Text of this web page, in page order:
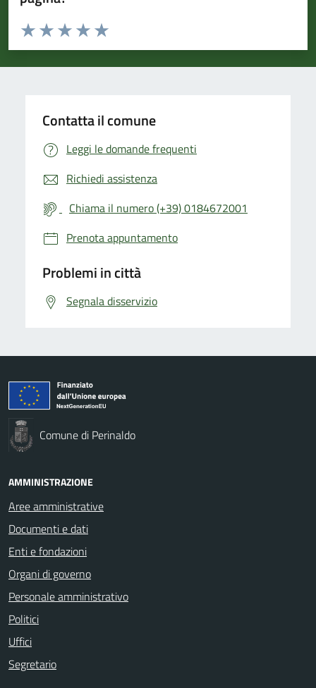
Valuta da 1 a 5 stelle la pagina
Valuta 5 stelle su 5
Valuta 4 stelle su 5
Valuta 3 stelle su 5
Valuta 2 stelle su 5
Valuta 1 stelle su 5
Contatta il comune
Leggi le domande frequenti
Richiedi assistenza
Chiama il numero (+39) 0184672001
Prenota appuntamento
Problemi in città
Segnala disservizio
Comune di Perinaldo
AMMINISTRAZIONE
Aree amministrative
Documenti e dati
Enti e fondazioni
Organi di governo
Personale amministrativo
Politici
Uffici
Segretario